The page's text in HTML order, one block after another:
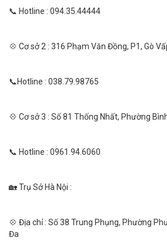
📞 Hotline : 094.35.44444
💠 Cơ sở 2 : 316 Phạm Văn Đồng, P1, Gò
📞Hotline : 038.79.98765
💠 Cơ sở 3 : Số 81 Thống Nhất, Phường
📞 Hotline : 0961.94.6060
🏡 Trụ Sở Hà Nội :
💠 Địa chỉ : Số 38 Trung Phụng, Phường
Đa